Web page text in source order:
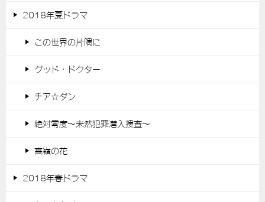
2018年夏ドラマ
この世界の片隅に
グッド・ドクター
チア☆ダン
絶対零度～未然犯罪潜入捜査～
高嶺の花
2018年春ドラマ